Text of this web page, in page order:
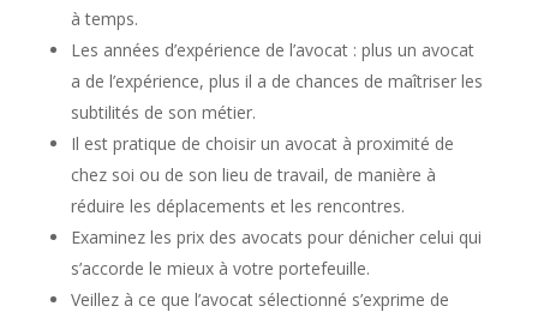
à temps.
Les années d’expérience de l’avocat : plus un avocat
a de l’expérience, plus il a de chances de maîtriser les
subtilités de son métier.
Il est pratique de choisir un avocat à proximité de
chez soi ou de son lieu de travail, de manière à
réduire les déplacements et les rencontres.
Examinez les prix des avocats pour dénicher celui qui
s’accorde le mieux à votre portefeuille.
Veillez à ce que l’avocat sélectionné s’exprime de